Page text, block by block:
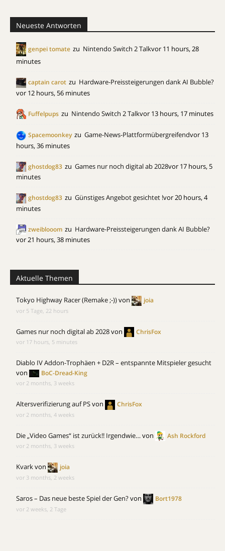
Neueste Antworten
genpei tomate zu Nintendo Switch 2 Talkvor 11 hours, 28
minutes
captain carot zu Hardware-Preissteigerungen dank AI Bubble?
vor 12 hours, 56 minutes
Fuffelpups zu Nintendo Switch 2 Talkvor 13 hours, 17 minutes
Spacemoonkey zu Game-News-Plattformübergreifendvor 13
hours, 36 minutes
ghostdog83 zu Games nur noch digital ab 2028vor 17 hours, 5
minutes
ghostdog83 zu Günstiges Angebot gesichtet !vor 20 hours, 4
minutes
zweiblooom zu Hardware-Preissteigerungen dank AI Bubble?
vor 21 hours, 38 minutes
Aktuelle Themen
Tokyo Highway Racer (Remake ;-))von joia
vor 5 Tage, 22 hours
Games nur noch digital ab 2028von ChrisFox
vor 17 hours, 5 minutes
Diablo IV Addon-Trophäen + D2R – entspannte Mitspieler gesucht
von
BoC-Dread-King
vor 2 months, 3 weeks
Altersverifizierung auf PSvon ChrisFox
vor 2 months, 4 weeks
Die „Video Games“ ist zurück!! Irgendwie…von Ash Rockford
vor 2 months, 3 weeks
Kvarkvon joia
vor 3 months, 2 weeks
Saros – Das neue beste Spiel der Gen?von Bort1978
vor 2 weeks, 2 Tage